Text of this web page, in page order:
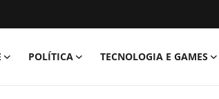
POLÍTICA
TECNOLOGIA E GAMES